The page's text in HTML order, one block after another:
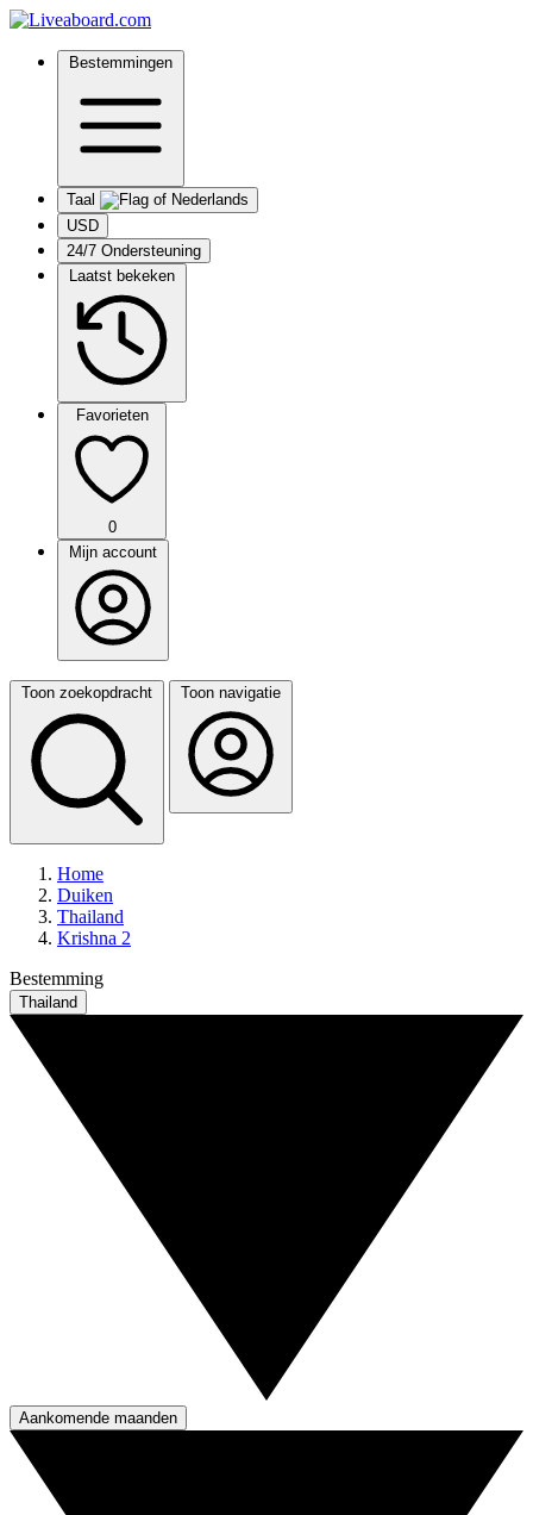
Bestemmingen
Taal
USD
24/7 Ondersteuning
Laatst bekeken
Favorieten
0
Mijn account
Toon zoekopdracht Toon navigatie
Home
Duiken
Thailand
Krishna 2
Bestemming
Thailand
Aankomende maanden